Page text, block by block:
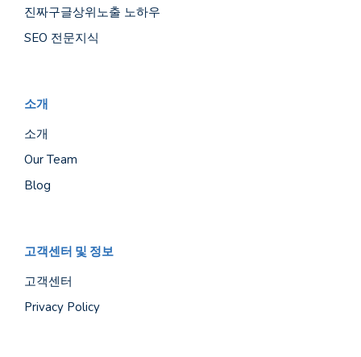
진짜구글상위노출 노하우
SEO 전문지식
소개
소개
Our Team
Blog
고객센터 및 정보
고객센터
Privacy Policy